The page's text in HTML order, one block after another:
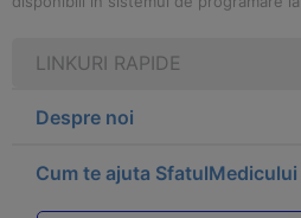
LINKURI RAPIDE
Despre noi
Cum te ajuta SfatulMedicului